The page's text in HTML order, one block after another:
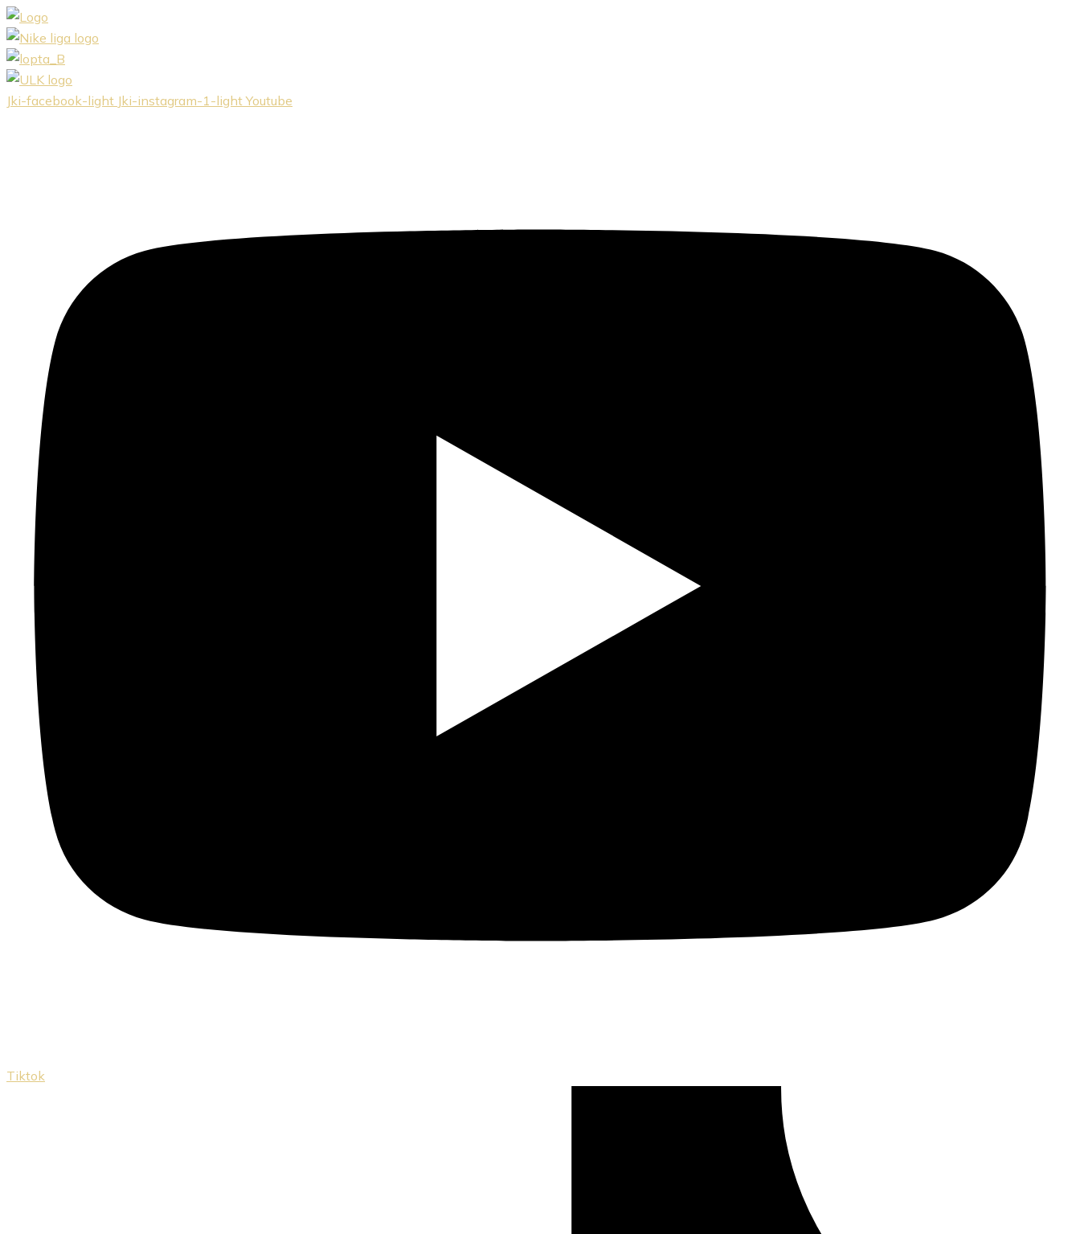
Preskočiť
na
obsah
Jki-facebook-light Jki-instagram-1-light Youtube
Tiktok